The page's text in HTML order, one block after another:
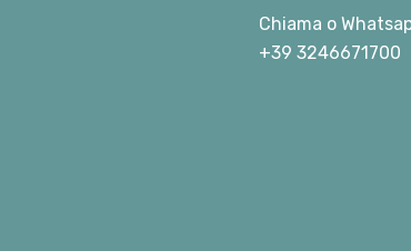
Chiama o
+39 3246671700